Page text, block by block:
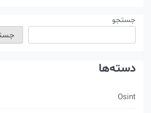
جستجو
جستجو
دسته‌ها
Osint